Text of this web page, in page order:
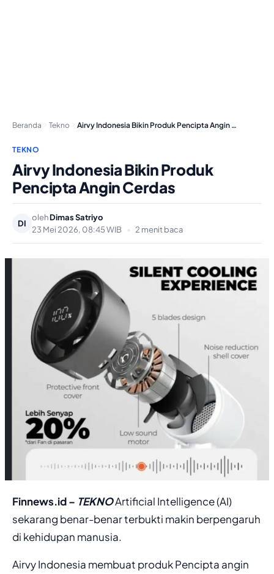
Beranda Tekno Airvy Indonesia Bikin Produk Pencipta Angin Cerdas
TEKNO
Airvy Indonesia Bikin Produk
Pencipta Angin Cerdas
DI
olehDimas Satriyo
23 Mei 2026, 08:45 WIB
• 2 menit baca
Finnews.id – TEKNOArtificial Intelligence (AI)
sekarang benar-benar terbukti makin berpengaruh
di kehidupan manusia.
Airvy Indonesia membuat produk Pencipta angin